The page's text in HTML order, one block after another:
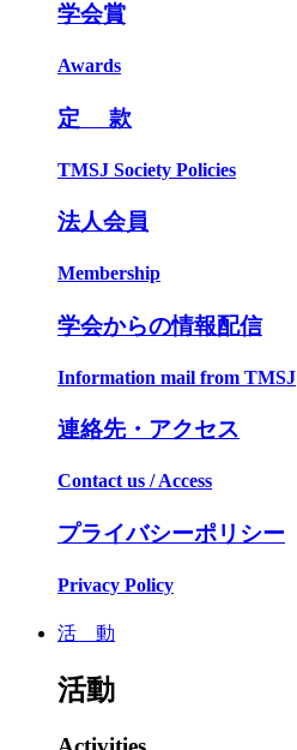
学会賞
Awards
定 款
TMSJ Society Policies
法人会員
Membership
学会からの情報配信
Information mail from TMSJ
連絡先・アクセス
Contact us / Access
プライバシーポリシー
Privacy Policy
活 動
活動